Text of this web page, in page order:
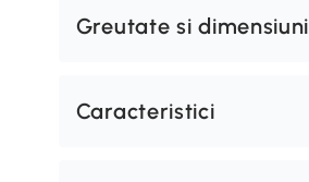
Greutate si dimensiuni
Caracteristici